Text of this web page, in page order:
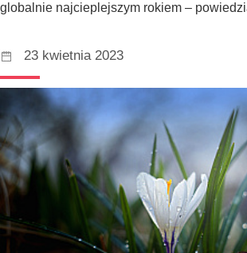
globalnie najcieplejszym rokiem –
23 kwietnia 2023